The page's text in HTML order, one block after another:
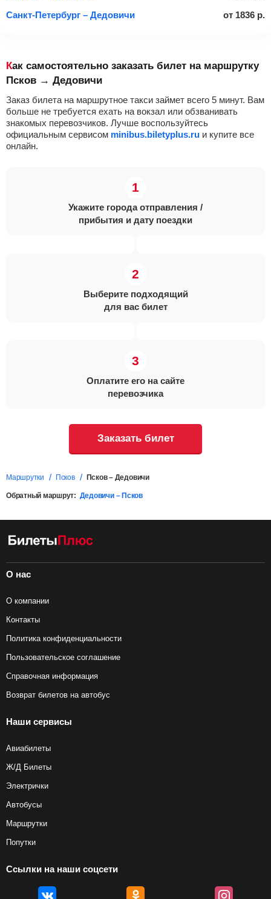
Санкт-Петербург – Дедовичи
от 1836 р.
Как самостоятельно заказать билет на маршрутку
Псков → Дедовичи
Заказ билета на маршрутное такси займет всего 5 минут. Вам
больше не требуется ехать на вокзал или обзванивать
знакомых перевозчиков. Лучше воспользуйтесь
официальным сервисом minibus.biletyplus.ru и купите все
онлайн.
Укажите города отправления /
прибытия и дату поездки
Выберите подходящий
для вас билет
Оплатите его на сайте
перевозчика
Заказать билет
Маршрутки Псков Псков – Дедовичи
Обратный маршрут: Дедовичи – Псков
О нас
О компании
Контакты
Политика конфиденциальности
Пользовательское соглашение
Справочная информация
Возврат билетов на автобус
Наши сервисы
Авиабилеты
Ж/Д Билеты
Электрички
Автобусы
Маршрутки
Попутки
Ссылки на наши соцсети